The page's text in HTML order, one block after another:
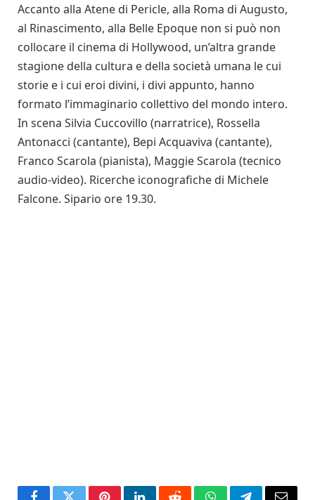
Accanto alla Atene di Pericle, alla Roma di Augusto,
al Rinascimento, alla Belle Epoque non si può non
collocare il cinema di Hollywood, un’altra grande
stagione della cultura e della società umana le cui
storie e i cui eroi divini, i divi appunto, hanno
formato l’immaginario collettivo del mondo intero.
In scena Silvia Cuccovillo (narratrice), Rossella
Antonacci (cantante), Bepi Acquaviva (cantante),
Franco Scarola (pianista), Maggie Scarola (tecnico
audio-video). Ricerche iconografiche di Michele
Falcone. Sipario ore 19.30.